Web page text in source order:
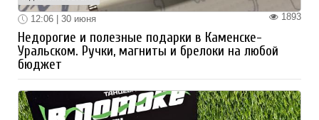
1893
12:06 | 30 июня
Недорогие и полезные подарки в Каменске-
Уральском. Ручки, магниты и брелоки на любой
бюджет